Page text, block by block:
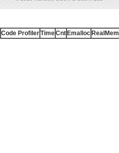
Code ProfilerTimeCnt Emalloc RealMem